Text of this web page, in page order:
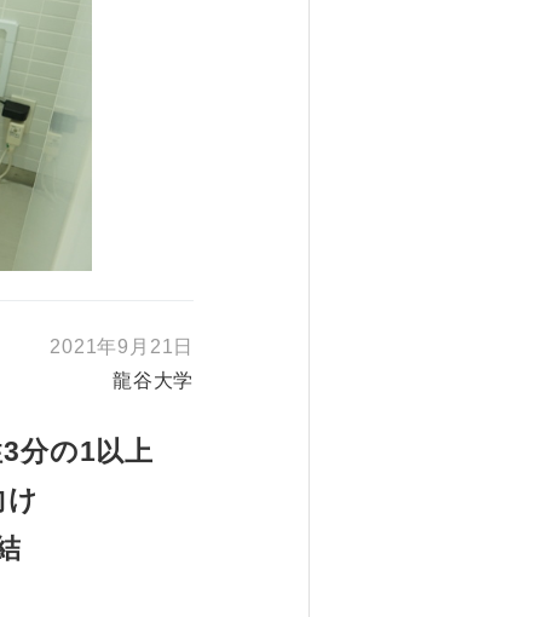
2021年9月21日
龍谷大学
分の1以上